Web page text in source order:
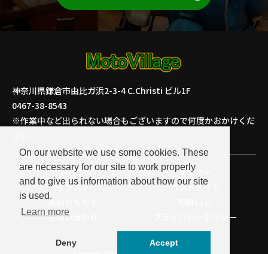
神奈川県鎌倉市由比ガ浜2-3-4 C.Christi ビル1F
0467-38-8543
※作業中など出られない場合もございますので何度かおかけくだ
バイク
ミニカー
イラスト
ハンドメイド
木のおもちゃ
お問い合わせ
プライバシーポリシー
On our website we use some cookies. These
are necessary for our site to work properly
and to give us information about how our site
is used.
Learn more
Deny Accept